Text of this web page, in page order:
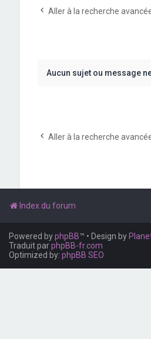
Aller à la recherche
Aucun sujet ou message
Aller à la recherche
Index du forum
Powered byphpBB™ • Design by
Traduit parphpBB-fr.com
Optimized by: phpBB SEO